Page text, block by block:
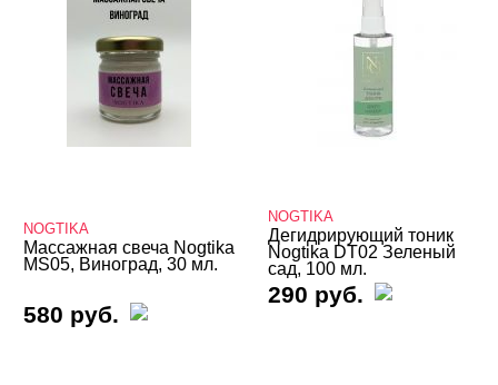
Инструменты
Лаки для ногтей
Пилки, блоки
Восстановление и уход
Косметика
NOGTIKA
Массажная свеча Nogtika
MS05, Виноград, 30 мл.
580 руб.
NOGTIKA
Дегидрирующий тоник
Nogtika DT02 Зеленый
сад, 100 мл.
290 руб.